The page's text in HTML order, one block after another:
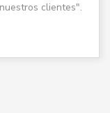
clientes".